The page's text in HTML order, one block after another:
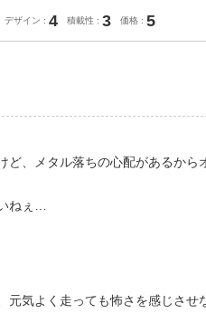
デザイン 4 積載性 3 価格 5
、メタル落ちの心配があるから
ねぇ…
元気よく走っても怖さを感じさせ